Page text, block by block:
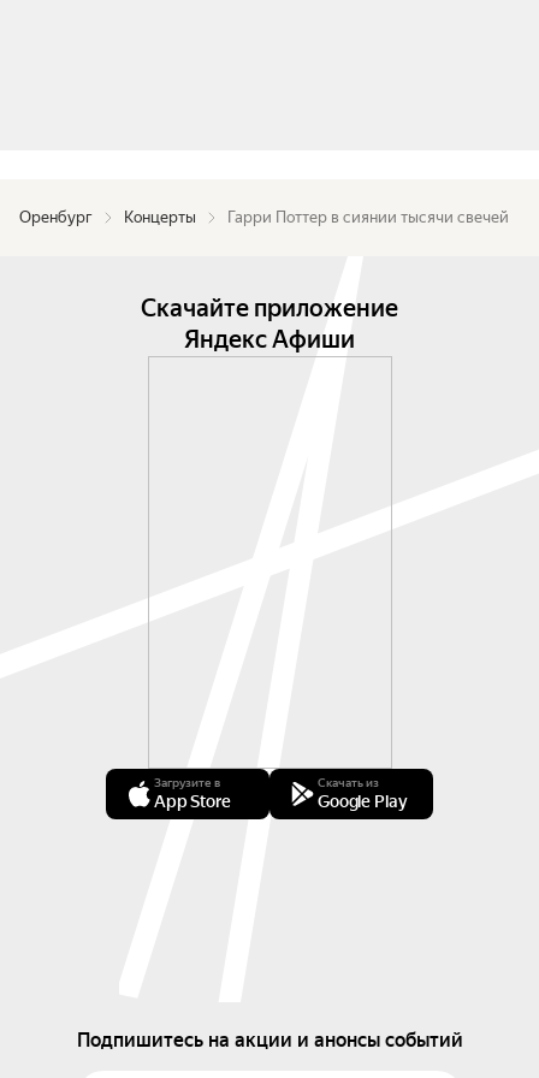
Оренбург Концерты Гарри Поттер в сиянии тысячи свечей
Скачайте приложение
Яндекс Афиши
Загрузите в
App Store
Скачать из
Google Play
Подпишитесь на акции и анонсы событий